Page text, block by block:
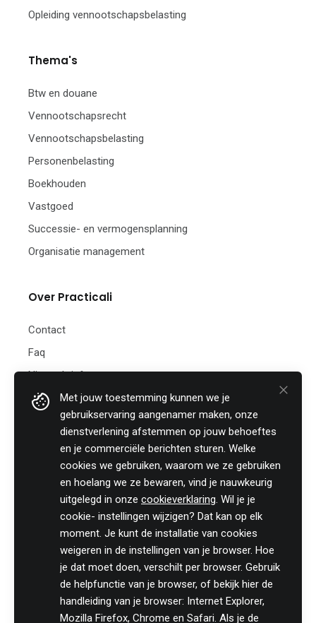
Met jouw toestemming kunnen we je
gebruikservaring aangenamer maken, onze
dienstverlening afstemmen op jouw behoeftes
en je commerciële berichten sturen. Welke
cookies we gebruiken, waarom we ze gebruiken
en hoelang we ze bewaren, vind je nauwkeurig
uitgelegd in onze cookieverklaring. Wil je je
cookie- instellingen wijzigen? Dat kan op elk
moment. Je kunt de installatie van cookies
weigeren in de instellingen van je browser. Hoe
je dat moet doen, verschilt per browser. Gebruik
de helpfunctie van je browser, of bekijk hier de
handleiding van je browser: Internet Explorer,
Mozilla Firefox, Chrome en Safari. Als je de
Opleiding vennootschapsbelasting
Thema's
Btw en douane
Vennootschapsrecht
Vennootschapsbelasting
Personenbelasting
Boekhouden
Vastgoed
Successie- en vermogensplanning
Organisatie management
Over Practicali
Contact
Faq
Nieuwsbrief
Practicali bv
Hof te Perremans 16
+32 (0)46 820 02 12
Fax: +32 (0)51 85 00 78
E-mail: info@practicali.be
Ondernemingsnummer: BE 0848.432.274
Volg ons fiscaal nieuws op